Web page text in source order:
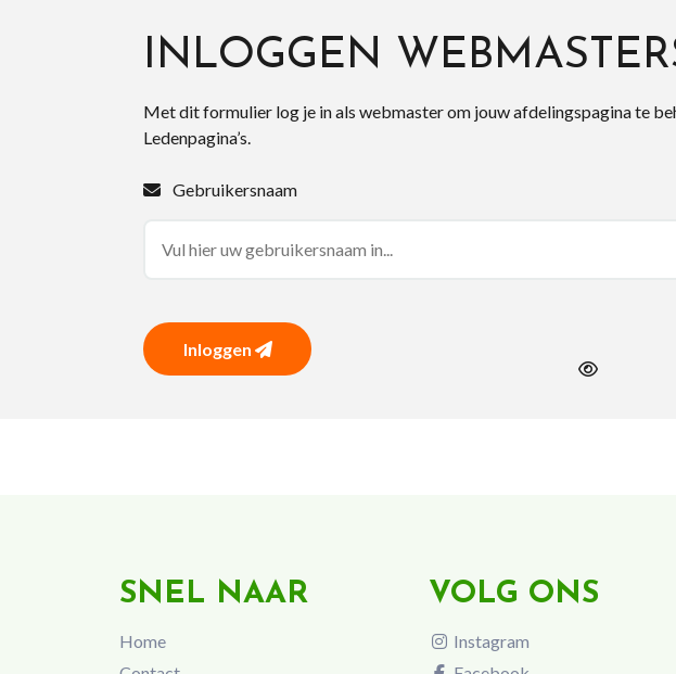
INLOGGEN
Met dit formulier log je in als webmaster om jouw afdelingspagina te
Ledenpagina’s.
Gebruikersnaam
Inloggen
SNEL NAAR
Home
VOLG ONS
Instagram